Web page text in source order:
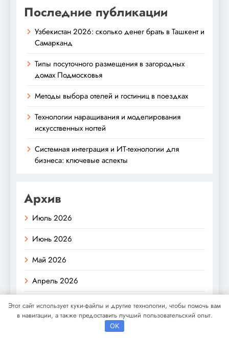
Последние публикации
Узбекистан 2026: сколько денег брать в Ташкент и
Самарканд
Типы посуточного размещения в загородных
домах Подмосковья
Методы выбора отелей и гостиниц в поездках
Технологии наращивания и моделирования
искусственных ногтей
Системная интеграция и ИТ-технологии для
бизнеса: ключевые аспекты
Архив
Июль 2026
Июнь 2026
Май 2026
Апрель 2026
Этот сайт использует куки-файлы и другие технологии, чтобы помочь вам
в навигации, а также предоставить лучший пользовательский опыт.
OK